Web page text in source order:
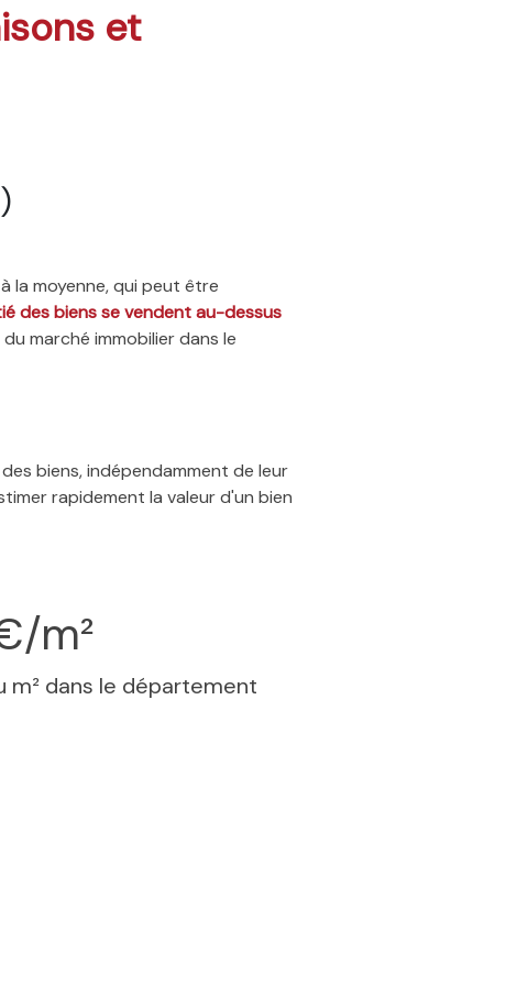
et
la moyenne, qui peut être
des biens se vendent au-dessus
marché immobilier dans le
biens, indépendamment de leur
rapidement la valeur d'un bien
m²
m² dans le département